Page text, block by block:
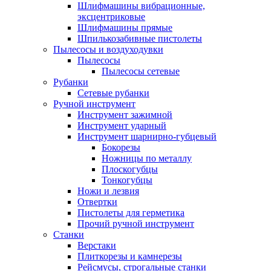
Шлифмашины вибрационные,
эксцентриковые
Шлифмашины прямые
Шпилькозабивные пистолеты
Пылесосы и воздуходувки
Пылесосы
Пылесосы сетевые
Рубанки
Сетевые рубанки
Ручной инструмент
Инструмент зажимной
Инструмент ударный
Инструмент шарнирно-губцевый
Бокорезы
Ножницы по металлу
Плоскогубцы
Тонкогубцы
Ножи и лезвия
Отвертки
Пистолеты для герметика
Прочий ручной инструмент
Станки
Верстаки
Плиткорезы и камнерезы
Рейсмусы, строгальные станки